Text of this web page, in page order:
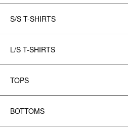
S/S T-SHIRTS
L/S T-SHIRTS
TOPS
BOTTOMS